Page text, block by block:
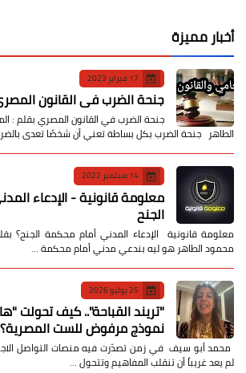
أخبار مميزة
17 فبراير 2023
جنحة الضرب في القانون
جنحة الضرب في القانون المصري بقلم :
الطاهر جنحة الضرب بكل بساطة تعني أن شخصًا تعدى
14 سبتمبر 2022
معلومة قانونية - الإدعاء
الجنح
معلومة قانونية الإدعاء المدني أمام محكمة الجنح؟
محمود الطاهر هو ليه بندعي مدني أمام محكمة …
25 يوليو 2026
​"تريند القباحة".. كيف تحولت
نموذج مرفوض للست المصرية؟
محمد أبو سيف ​في زمن تصدّرت فيه منصات التواصل
لم يعد غريباً أن تنقلب المفاهيم وتتحول …